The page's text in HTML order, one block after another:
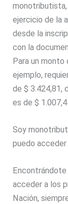
monotributista,
ejercicio de la
desde la
con la
Para un monto
ejemplo,
de $ 3.424,81,
es de $
Soy
puedo
acceder a los
Nación,